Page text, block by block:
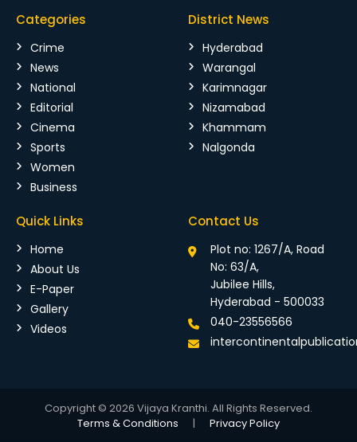
Categories
Crime
News
National
Editorial
Cinema
Sports
Women
Business
District News
Hyderabad
Warangal
Karimnagar
Nizamabad
Khammam
Nalgonda
Quick Links
Home
About Us
E-Paper
Gallery
Videos
Contact Us
Plot no: 1267/A, Road
No: 63/A,
Jubilee Hills,
Hyderabad - 500033
040-23556566
Copyright © 2026 Vijaya Kranthi. All Rights Reserved.
Terms & Conditions
| Privacy Policy